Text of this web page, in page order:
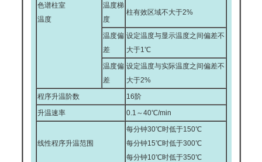
色谱柱室
温度
温度梯
度
柱有效区域不大于2%
温度偏
差
设定温度与显示温度之间偏差不
大于1℃
温度偏
差
设定温度与实际温度之间偏差不
大于2%
程序升温阶数
16阶
升温速率
0.1～40℃/min
线性程序升温范围
每分钟30℃时低于150℃
每分钟15℃时低于300℃
每分钟10℃时低于350℃